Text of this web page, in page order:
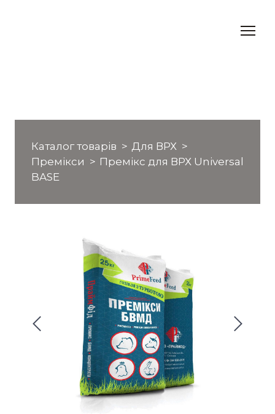
Каталог товарів
Для ВРХ
Премікси
Премікс для ВРХ Universal
BASE